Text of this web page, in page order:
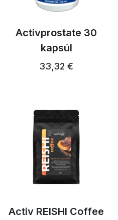
Activprostate 30
kapsúl
33,32 €
Activ REISHI Coffee